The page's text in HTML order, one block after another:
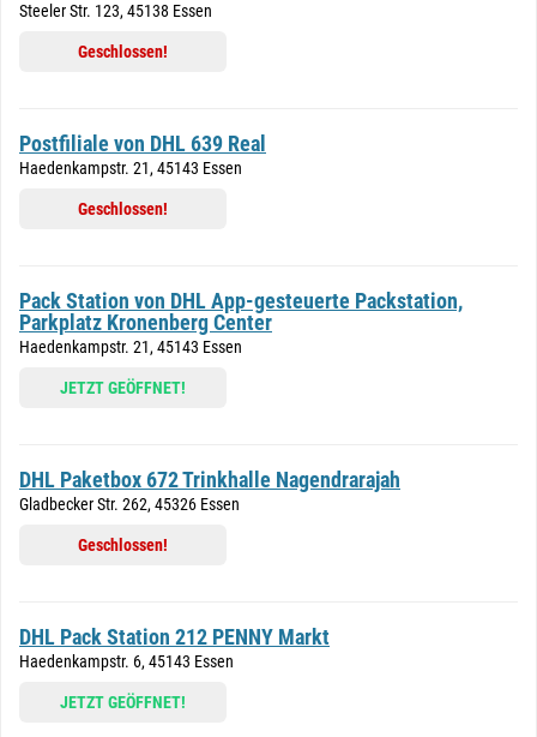
Steeler Str. 123, 45138 Essen
Geschlossen!
Postfiliale von DHL 639 Real
Haedenkampstr. 21, 45143 Essen
Geschlossen!
Pack Station von DHL App-gesteuerte Packstation,
Parkplatz Kronenberg Center
Haedenkampstr. 21, 45143 Essen
JETZT GEÖFFNET!
DHL Paketbox 672 Trinkhalle Nagendrarajah
Gladbecker Str. 262, 45326 Essen
Geschlossen!
DHL Pack Station 212 PENNY Markt
Haedenkampstr. 6, 45143 Essen
JETZT GEÖFFNET!